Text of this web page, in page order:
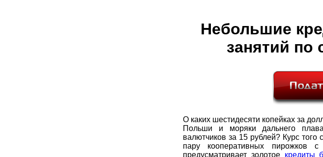
Небольшие
занятий по
О каких шестидесяти копейках за
Польши и моряки дальнего
валютчиков за 15 рублей? Курс
пару кооперативных пирожков
предусматривает золотое кредиты